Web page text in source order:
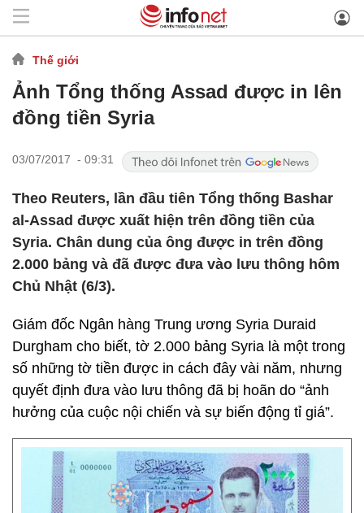
Thế giới
Ảnh Tổng thống Assad được in lên
đồng tiền Syria
03/07/2017 - 09:31
Theo Reuters, lần đầu tiên Tổng thống Bashar
al-Assad được xuất hiện trên đồng tiền của
Syria. Chân dung của ông được in trên đồng
2.000 bảng và đã được đưa vào lưu thông hôm
Chủ Nhật (6/3).
Giám đốc Ngân hàng Trung ương Syria Duraid
Durgham cho biết, tờ 2.000 bảng Syria là một trong
số những tờ tiền được in cách đây vài năm, nhưng
quyết định đưa vào lưu thông đã bị hoãn do “ảnh
hưởng của cuộc nội chiến và sự biến động tỉ giá”.